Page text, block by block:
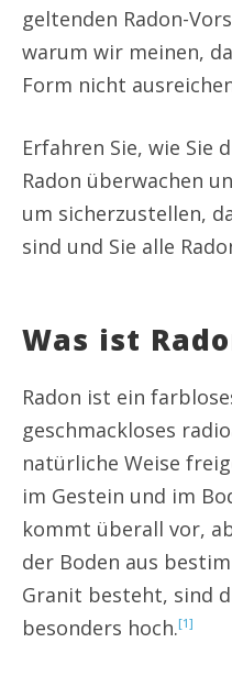
geltenden Radon-
warum wir meinen,
Form nicht
Erfahren Sie, wie Sie
Radon überwachen
um sicherzustellen,
sind und Sie alle
Was ist
Radon ist ein
geschmackloses
natürliche Weise
im Gestein und im
kommt überall vor,
der Boden aus
Granit besteht, sind
besonders hoch.[1]